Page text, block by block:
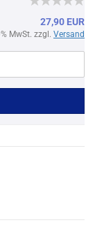
27,90 EUR
MwSt. zzgl. Versand